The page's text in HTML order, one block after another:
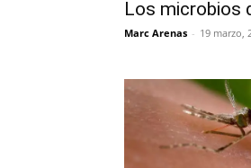
Los microbios
Marc Arenas - 19 marzo,